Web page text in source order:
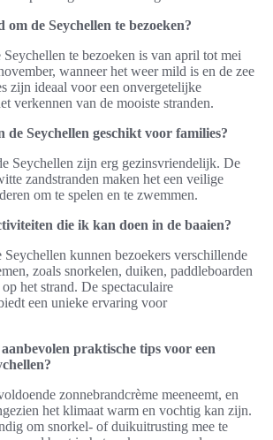
om de Seychellen te bezoeken?
te bezoeken is van april tot mei
wanneer het weer mild is en de zee
zijn ideaal voor een onvergetelijke
verkennen van de mooiste stranden.
de Seychellen geschikt voor families?
Seychellen zijn erg gezinsvriendelijk. De
zandstranden maken het een veilige
om te spelen en te zwemmen.
die ik kan doen in de baaien?
Seychellen kunnen bezoekers verschillende
zoals snorkelen, duiken, paddleboarden
het strand. De spectaculaire
een unieke ervaring voor
praktische tips voor een
zonnebrandcrème meeneemt, en
het klimaat warm en vochtig kan zijn.
om snorkel- of duikuitrusting mee te